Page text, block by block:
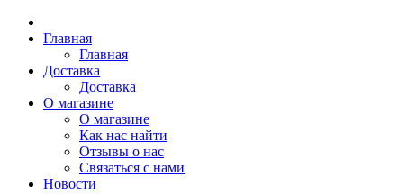
Главная
Главная
Доставка
Доставка
О магазине
О магазине
Как нас найти
Отзывы о нас
Связаться с нами
Новости